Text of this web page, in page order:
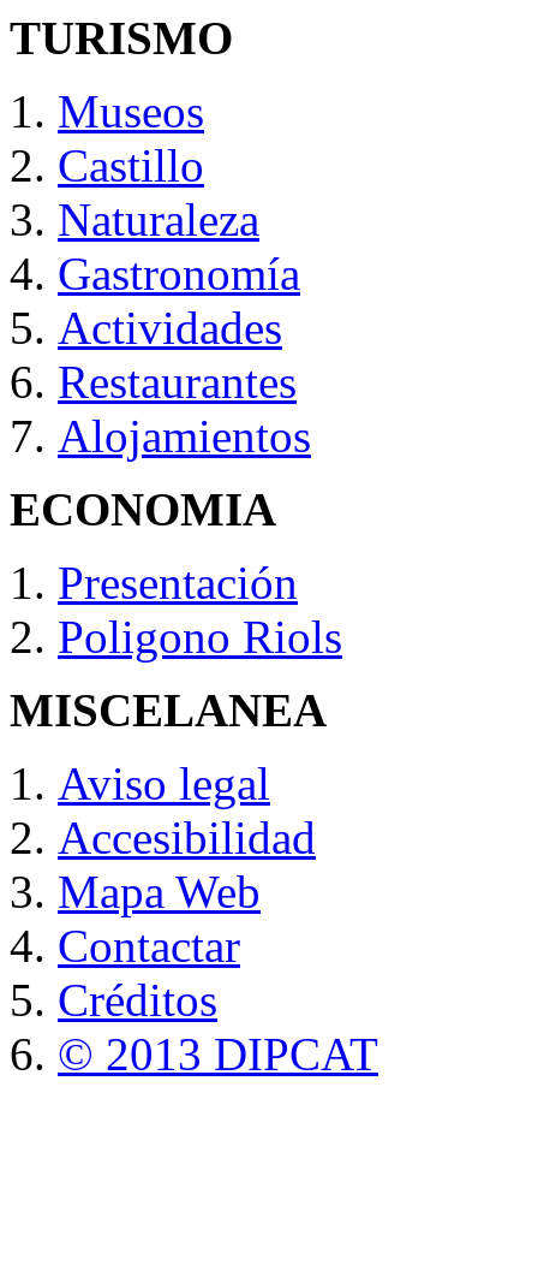
TURISMO
Museos
Castillo
Naturaleza
Gastronomía
Actividades
Restaurantes
Alojamientos
ECONOMIA
Presentación
Poligono Riols
MISCELANEA
Aviso legal
Accesibilidad
Mapa Web
Contactar
Créditos
© 2013 DIPCAT